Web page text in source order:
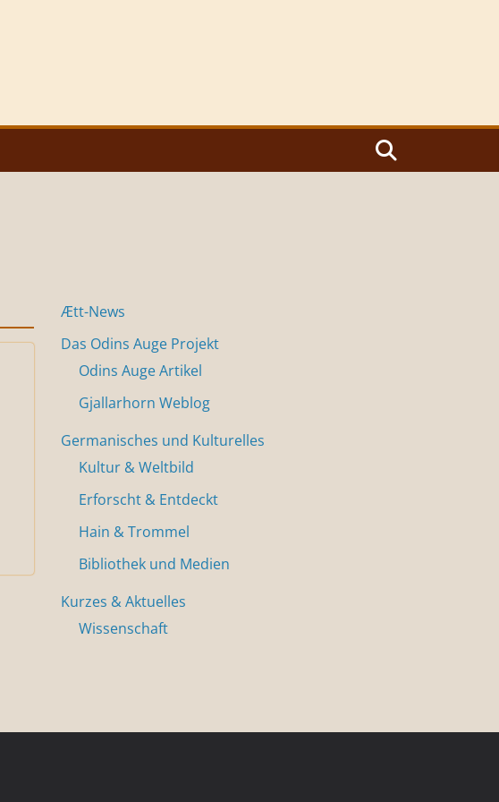
Ætt-News
Das Odins Auge Projekt
Odins Auge Artikel
Gjallarhorn Weblog
Germanisches und Kulturelles
Kultur & Weltbild
Erforscht & Entdeckt
Hain & Trommel
Bibliothek und Medien
Kurzes & Aktuelles
Wissenschaft